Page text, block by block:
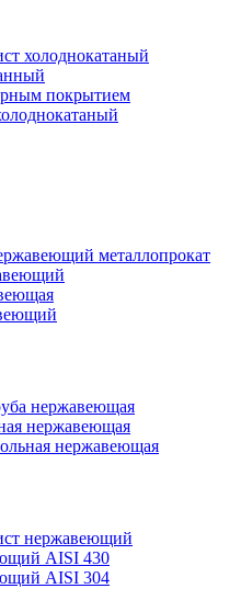
холоднокатаный
покрытием
металлопрокат
нержавеющая
нержавеющая
нержавеющая
нержавеющий
AISI 430
AISI 304